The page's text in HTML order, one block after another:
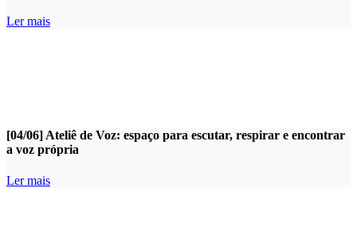
Ler mais
[04/06] Ateliê de Voz: espaço para escutar, respirar e encontrar
a voz própria
Ler mais